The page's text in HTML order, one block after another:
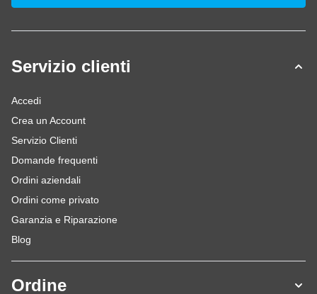
Servizio clienti
Accedi
Crea un Account
Servizio Clienti
Domande frequenti
Ordini aziendali
Ordini come privato
Garanzia e Riparazione
Blog
Ordine